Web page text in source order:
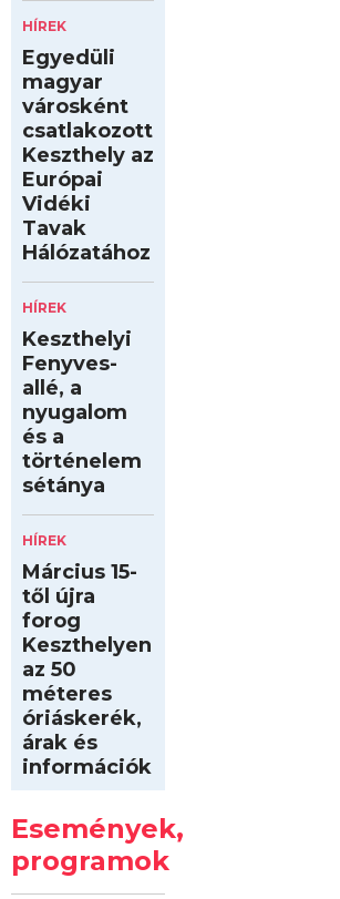
HÍREK
Egyedüli
magyar
városként
csatlakozott
Keszthely az
Európai
Vidéki
Tavak
Hálózatához
HÍREK
Keszthelyi
Fenyves-
allé, a
nyugalom
és a
történelem
sétánya
HÍREK
Március 15-
től újra
forog
Keszthelyen
az 50
méteres
óriáskerék,
árak és
információk
Események,
programok
Kilóméterek
2026